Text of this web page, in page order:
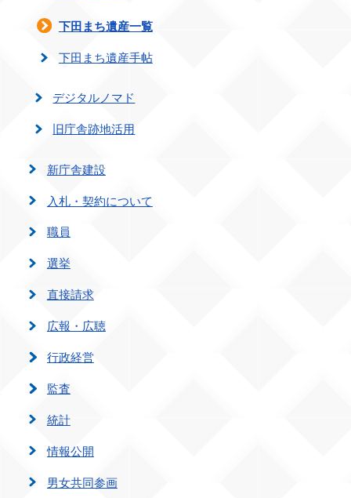
下田まち遺産一覧
下田まち遺産手帖
デジタルノマド
旧庁舎跡地活用
新庁舎建設
入札・契約について
職員
選挙
直接請求
広報・広聴
行政経営
監査
統計
情報公開
男女共同参画